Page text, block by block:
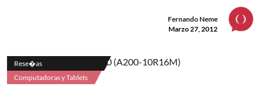
Fernando Neme
Marzo 27, 2012
Rese�as
Computadoras y Tablets